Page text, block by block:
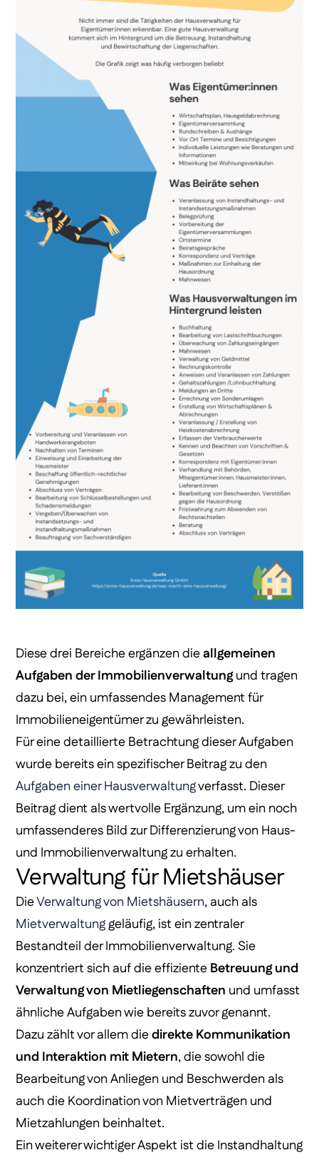
Diese drei Bereiche ergänzen dieallgemeinen
Aufgaben der Immobilienverwaltungund tragen
dazu bei, ein umfassendes Management für
Immobilieneigentümer zu gewährleisten.
Für eine detaillierte Betrachtung dieser Aufgaben
wurde bereits ein spezifischer Beitrag zu den
Aufgaben einer Hausverwaltungverfasst. Dieser
Beitrag dient als wertvolle Ergänzung, um ein noch
umfassenderes Bild zur Differenzierung von Haus-
und Immobilienverwaltung zu erhalten.
Verwaltung für Mietshäuser
DieVerwaltung von Mietshäusern, auch als
Mietverwaltunggeläufig, ist ein zentraler
Bestandteil der Immobilienverwaltung. Sie
konzentriert sich auf die effizienteBetreuung und
Verwaltung von Mietliegenschaften und umfasst
ähnliche Aufgaben wie bereits zuvor genannt.
Dazu zählt vor allem diedirekte Kommunikation
und Interaktion mit Mietern, die sowohl die
Bearbeitung von Anliegen und Beschwerden als
auch die Koordination von Mietverträgen und
Mietzahlungen beinhaltet.
Ein weiterer wichtiger Aspekt ist die Instandhaltung